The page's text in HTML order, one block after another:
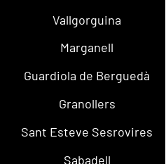
Vallgorguina
Marganell
Guardiola de Berguedà
Granollers
Sant Esteve Sesrovires
Sabadell